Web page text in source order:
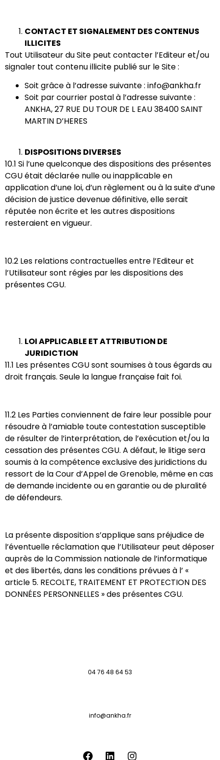
CONTACT ET SIGNALEMENT DES CONTENUS
ILLICITES
Tout Utilisateur du Site peut contacter l’Editeur et/ou
signaler tout contenu illicite publié sur le Site :
Soit grâce à l’adresse suivante : info@ankha.fr
Soit par courrier postal à l’adresse suivante :
ANKHA,27 RUE DU TOUR DE L EAU 38400 SAINT
MARTIN D’HERES
DISPOSITIONS DIVERSES
10.1 Si l’une quelconque des dispositions des présentes
CGU était déclarée nulle ou inapplicable en
application d’une loi, d’un règlement ou à la suite d’une
décision de justice devenue définitive, elle serait
réputée non écrite et les autres dispositions
resteraient en vigueur.
10.2 Les relations contractuelles entre l’Editeur et
l’Utilisateur sont régies par les dispositions des
présentes CGU.
LOI APPLICABLE ET ATTRIBUTION DE
JURIDICTION
11.1 Les présentes CGU sont soumises à tous égards au
droit français. Seule la langue française fait foi.
11.2 Les Parties conviennent de faire leur possible pour
résoudre à l’amiable toute contestation susceptible
de résulter de l’interprétation, de l’exécution et/ou la
cessation des présentes CGU. A défaut, le litige sera
soumis à la compétence exclusive des juridictions du
ressort de la Cour d’Appel de Grenoble, même en cas
de demande incidente ou en garantie ou de pluralité
de défendeurs.
La présente disposition s’applique sans préjudice de
l’éventuelle réclamation que l’Utilisateur peut déposer
auprès de la Commission nationale de l’informatique
et des libertés, dans les conditions prévues à l’ « ​
article 5. RECOLTE, TRAITEMENT ET PROTECTION DES
DONNÉES PERSONNELLES ​» des présentes CGU.
04 76 48 64 53
info@ankha.fr